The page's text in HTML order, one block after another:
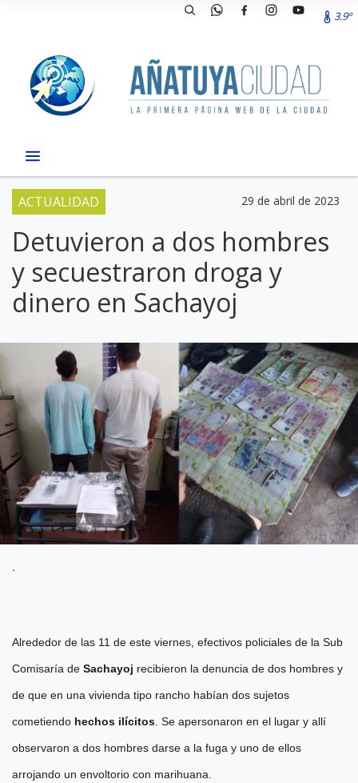
3.9º
ACTUALIDAD 29 de abril de 2023
Detuvieron a dos hombres
y secuestraron droga y
dinero en Sachayoj
.
Alrededor de las 11 de este viernes, efectivos policiales de la Sub
Comisaría de Sachayoj recibieron la denuncia de dos hombres y
de que en una vivienda tipo rancho habían dos sujetos
cometiendo hechos ilícitos . Se apersonaron en el lugar y allí
observaron a dos hombres darse a la fuga y uno de ellos
arrojando un envoltorio con marihuana.